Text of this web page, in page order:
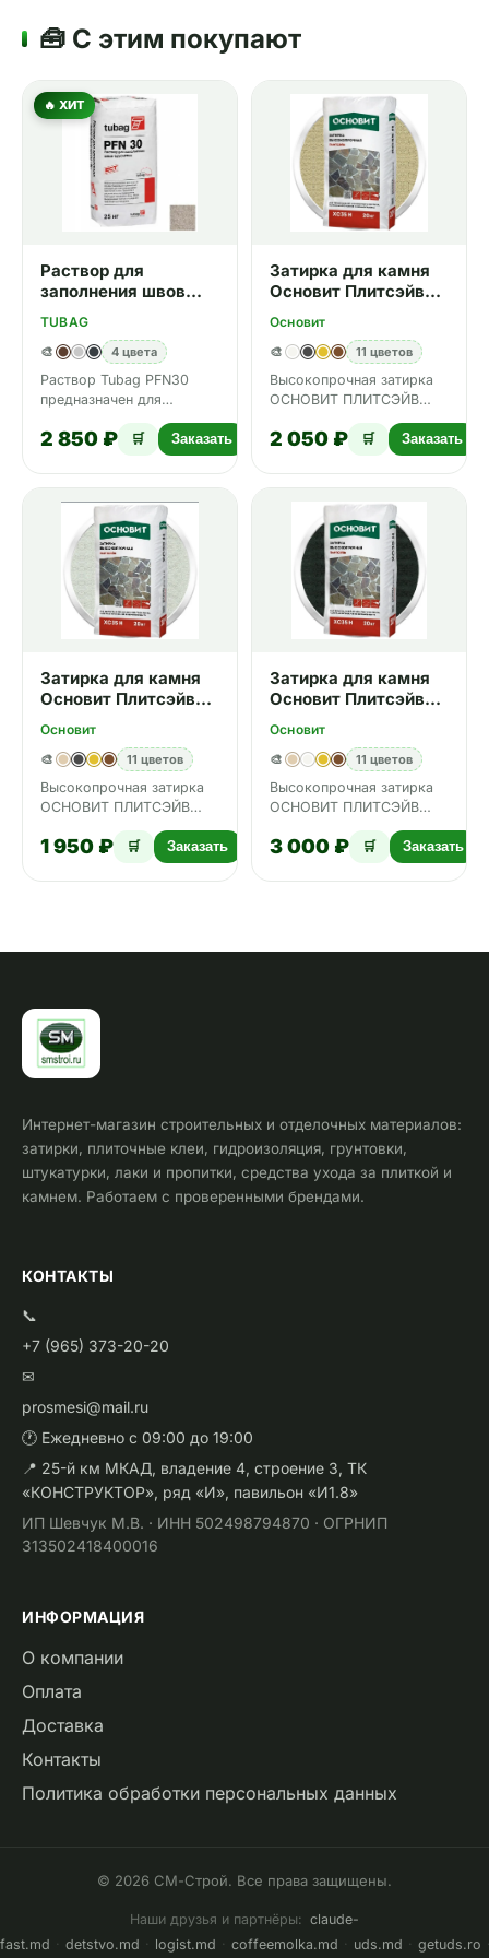
🧰 С этим покупают
🔥 ХИТ
Раствор для
заполнения швов
брусчатки Tubag
PFN30 бежевый 25
кг
TUBAG
🎨 4 цвета
Раствор Tubag PFN30
предназначен для
заполнения тонких швов
(от 3 до 20 мм)
2 850 ₽ 🛒 Заказать
Затирка для камня
Основит Плитсэйв
XC35 H 030 бежевый
20 кг
Основит
🎨 11 цветов
Высокопрочная затирка
ОСНОВИТ ПЛИТСЭЙВ
XC35 Н предназначена
для защиты и заполнения
2 050 ₽ 🛒 Заказать
Затирка для камня
Основит Плитсэйв
XC35 H 010 белый 20
кг
Основит
🎨 11 цветов
Высокопрочная затирка
ОСНОВИТ ПЛИТСЭЙВ
XC35 Н предназначена
для защиты и заполнения
1 950 ₽ 🛒 Заказать
Затирка для камня
Основит Плитсэйв
XC35 H 013 Графит
20 кг
Основит
🎨 11 цветов
Высокопрочная затирка
ОСНОВИТ ПЛИТСЭЙВ
XC35 Н предназначена
для защиты и заполнения
3 000 ₽ 🛒 Заказать
Интернет-магазин строительных и отделочных материалов:
затирки, плиточные клеи, гидроизоляция, грунтовки,
штукатурки, лаки и пропитки, средства ухода за плиткой и
камнем. Работаем с проверенными брендами.
КОНТАКТЫ
📞
+7 (965) 373-20-20
✉
prosmesi@mail.ru
🕐 Ежедневно с 09:00 до 19:00
📍 25-й км МКАД, владение 4, строение 3, ТК
«КОНСТРУКТОР», ряд «И», павильон «И1.8»
ИП Шевчук М.В. · ИНН 502498794870 · ОГРНИП
313502418400016
ИНФОРМАЦИЯ
О компании
Оплата
Доставка
Контакты
Политика обработки персональных данных
© 2026 СМ-Строй. Все права защищены.
Наши друзья и партнёры: claude-
fast.md · detstvo.md · logist.md · coffeemolka.md · uds.md · getuds.ro